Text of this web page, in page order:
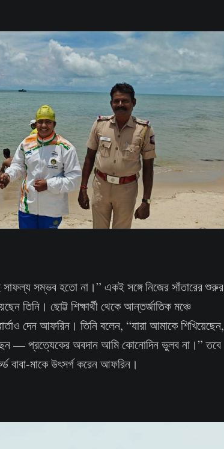
সম্ভব হতো না।” একই সঙ্গে নিজের সাঁতারের শুরুর
তিনি। ছোট্ট শিক্ষার্থী থেকে আন্তর্জাতিক মঞ্চে
দেন আফরিন। তিনি বলেন, “যারা আমাকে শিখিয়েছেন,
— প্রত্যেকের অবদান আমি কোনোদিন ভুলব না।” তবে
বাবা-মাকে উৎসর্গ করেন আফরিন।